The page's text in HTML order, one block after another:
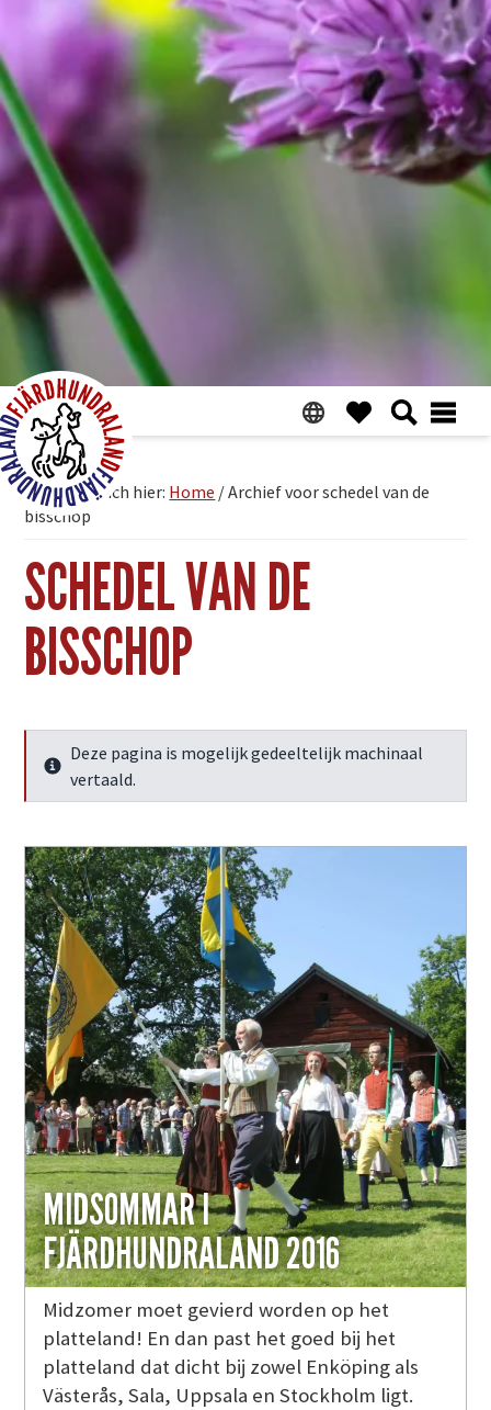
U bevindt zich hier: Home /Archief voor schedel van de
bisschop
SCHEDEL VAN DE
BISSCHOP
Meer info
Deze pagina is mogelijk gedeeltelijk machinaal
vertaald.
MIDSOMMAR I
FJÄRDHUNDRALAND 2016
Midzomer moet gevierd worden op het
platteland! En dan past het goed bij het
platteland dat dicht bij zowel Enköping als
Västerås, Sala, Uppsala en Stockholm ligt.